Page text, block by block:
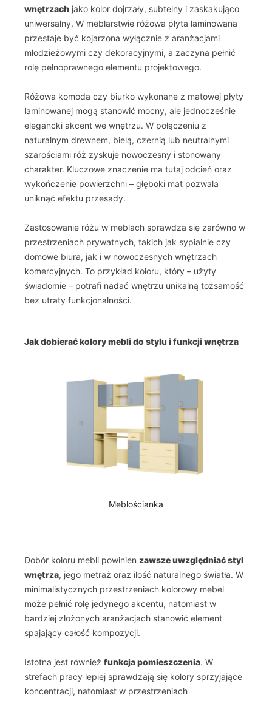
wnętrzach jako kolor dojrzały, subtelny i zaskakująco
uniwersalny. W meblarstwie różowa płyta laminowana
przestaje być kojarzona wyłącznie z aranżacjami
młodzieżowymi czy dekoracyjnymi, a zaczyna pełnić
rolę pełnoprawnego elementu projektowego.
Różowa komoda czy biurko wykonane z matowej płyty
laminowanej mogą stanowić mocny, ale jednocześnie
elegancki akcent we wnętrzu. W połączeniu z
naturalnym drewnem, bielą, czernią lub neutralnymi
szarościami róż zyskuje nowoczesny i stonowany
charakter. Kluczowe znaczenie ma tutaj odcień oraz
wykończenie powierzchni – głęboki mat pozwala
uniknąć efektu przesady.
Zastosowanie różu w meblach sprawdza się zarówno w
przestrzeniach prywatnych, takich jak sypialnie czy
domowe biura, jak i w nowoczesnych wnętrzach
komercyjnych. To przykład koloru, który – użyty
świadomie – potrafi nadać wnętrzu unikalną tożsamość
bez utraty funkcjonalności.
Jak dobierać kolory mebli do stylu i funkcji wnętrza
Meblościanka
Dobór koloru mebli powinien zawsze uwzględniać styl
wnętrza, jego metraż oraz ilość naturalnego światła. W
minimalistycznych przestrzeniach kolorowy mebel
może pełnić rolę jedynego akcentu, natomiast w
bardziej złożonych aranżacjach stanowić element
spajający całość kompozycji.
Istotna jest również funkcja pomieszczenia. W
strefach pracy lepiej sprawdzają się kolory sprzyjające
koncentracji, natomiast w przestrzeniach